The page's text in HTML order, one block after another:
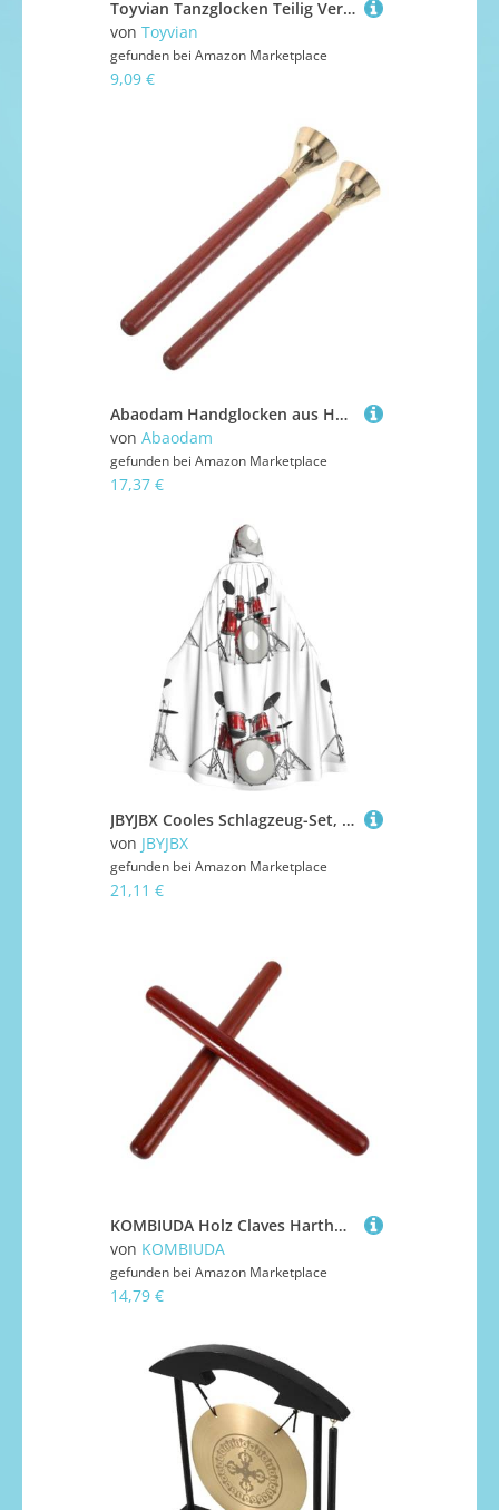
Toyvian Tanzglocken Teilig Verstellbares Leichtes Langlebiges Percussion Instrument mit Handgelenk und Taillenband für Tanzauftritte und Kreative Musikalität
von Toyvian
gefunden bei Amazon Marketplace
9,09 €
Abaodam Handglocken aus Holz mit Griff Orff Percussion Instrument für Musikunterricht Vorschule und Frühe Musikalische Fördert Motorik und Rhythmusgefühl
von Abaodam
gefunden bei Amazon Marketplace
17,37 €
JBYJBX Cooles Schlagzeug-Set, Druck, Halloween, Cosplay, Mittelalter-Festivals, Unisex, Umhang mit Hut und Kapuze
von JBYJBX
gefunden bei Amazon Marketplace
21,11 €
KOMBIUDA Holz Claves Hartholz Percussion Sticks für Orff Musikpädagogik Ergonomisch Geformt Interaktives Lerninstrument Rhythmus und Musikinstrument für Kindergarten und Zuhause
von KOMBIUDA
gefunden bei Amazon Marketplace
14,79 €